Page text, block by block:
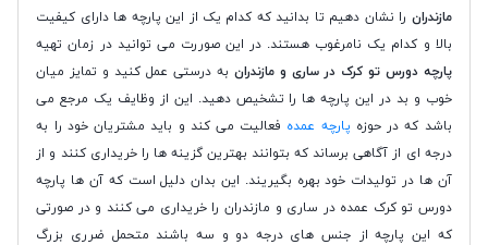
مازندران را نشان دهیم تا بدانید که کدام یک از این پارچه ها دارای کیفیت
بالا و کدام یک نامرغوب هستند. در این صوررت می توانید در زمان تهیه
پارچه دورس تو کرک در ساری و مازندران به درستی عمل کنید و تمایز میان
خوب و بد در این پارچه ها را تشخیص دهید. این از وظایف یک مرجع می
باشد که در حوزه پارچه عمده فعالیت می کند و باید مشتریان خود را به
درجه ای از آگاهی برساند که بتوانند بهترین گزینه ها را خریداری کنند و از
آن ها در تولیدات خود بهره بگیریند. این بدان دلیل است که آن ها پارچه
دورس تو کرک عمده در ساری و مازندران را خریداری می کنند و در صورتی
که این پارچه از جنس های درجه دو و سه باشند متحمل ضرری بزرگ